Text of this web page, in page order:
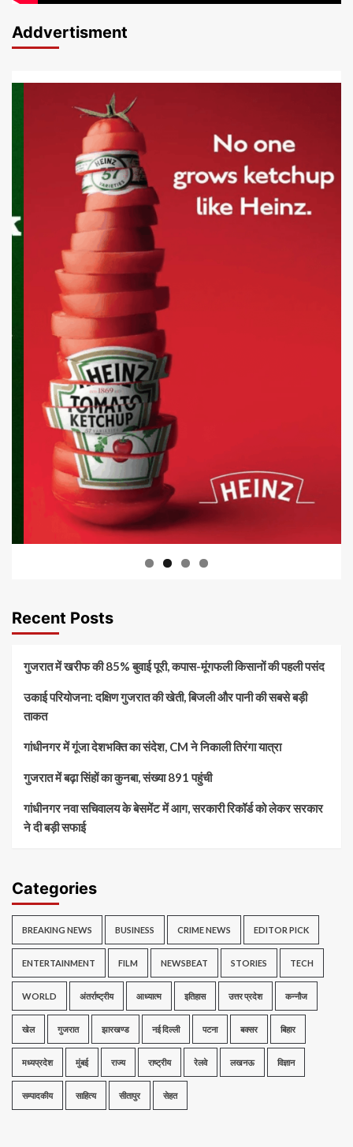
Addvertisment
Recent Posts
गुजरात में खरीफ की 85% बुवाई पूरी, कपास-मूंगफली किसानों की पहली पसंद
उकाई परियोजना: दक्षिण गुजरात की खेती, बिजली और पानी की सबसे बड़ी
ताकत
गांधीनगर में गूंजा देशभक्ति का संदेश, CM ने निकाली तिरंगा यात्रा
गुजरात में बढ़ा सिंहों का कुनबा, संख्या 891 पहुंची
गांधीनगर नवा सचिवालय के बेसमेंट में आग, सरकारी रिकॉर्ड को लेकर सरकार
ने दी बड़ी सफाई
Categories
BREAKING NEWS BUSINESS CRIME NEWS EDITOR PICK
ENTERTAINMENT FILM NEWSBEAT STORIES TECH
WORLD अंतर्राष्ट्रीय आध्यात्म इतिहास उत्तर प्रदेश कन्नौज
खेल गुजरात झारखण्ड नई दिल्ली पटना बक्सर बिहार
मध्यप्रदेश मुंबई राज्य राष्ट्रीय रेलवे लखनऊ विज्ञान
सम्पादकीय साहित्य सीतापुर सेहत